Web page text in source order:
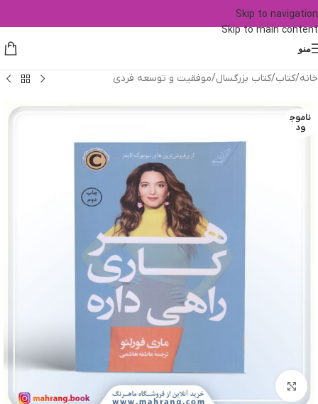
Skip to navigation
Skip to main content
منو
خانه/کتاب/کتاب بزرگسال/موفقیت و توسعه فردی
ناموج
ود
بزرگنمایی تصویر